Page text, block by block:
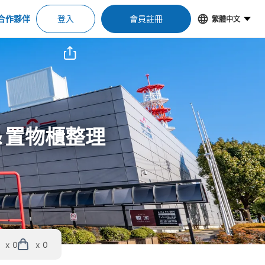
作夥伴 登入 會員註冊 繁體中文
物櫃整理
x 0 x 0